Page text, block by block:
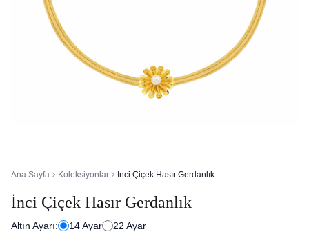
Ana Sayfa Koleksiyonlar İnci Çiçek Hasır Gerdanlık
İnci Çiçek Hasır Gerdanlık
Altın Ayarı: 14Ayar 22 Ayar